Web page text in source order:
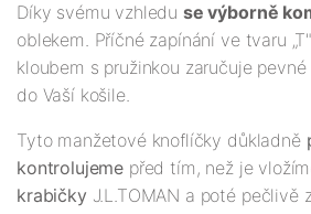
Díky svému vzhledu se výborně
oblekem. Příčné zapínání ve tvaru
kloubem s pružinkou zaručuje
do Vaší košile.
Tyto manžetové knoflíčky důkladně
kontrolujeme před tím, než je
krabičkyJ.L.TOMAN a poté pečlivě